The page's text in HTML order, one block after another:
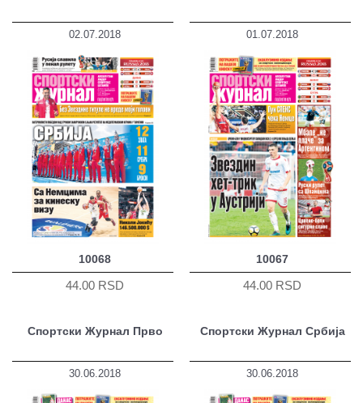
02.07.2018
10068
44.00 RSD
01.07.2018
10067
44.00 RSD
Спортски Журнал Прво
30.06.2018
Спортски Журнал Србија
30.06.2018